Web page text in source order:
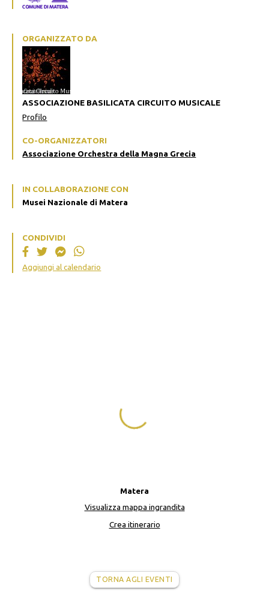
ORGANIZZATO DA
ASSOCIAZIONE BASILICATA CIRCUITO MUSICALE
Profilo
CO-ORGANIZZATORI
Associazione Orchestra della Magna Grecia
IN COLLABORAZIONE CON
Musei Nazionale di Matera
CONDIVIDI
Aggiungi al calendario
Matera
Visualizza mappa ingrandita
Crea itinerario
TORNA AGLI EVENTI